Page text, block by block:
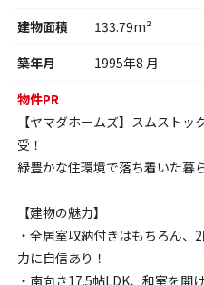
建物面積
133.79m²
築年月
1995年8 月
物件PR
【ヤマダホームズ】スムスト
受！
緑豊かな住環境で落ち着いた暮
【建物の魅力】
・全居室収納付きはもちろん
力に自信あり！
・南向き17.5帖LDK、和室を開